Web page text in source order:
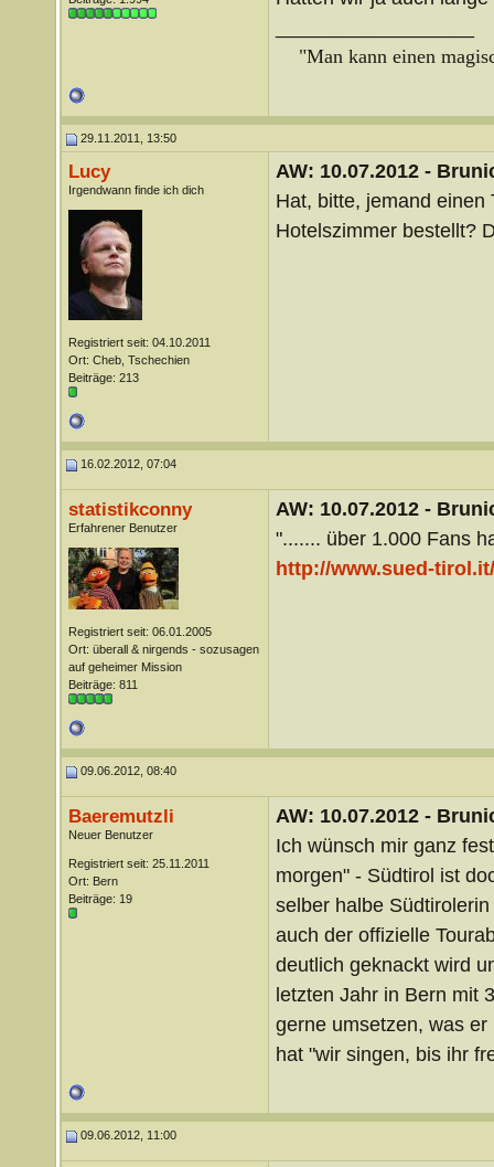
"Man kann einen
29.11.2011, 13:50
Lucy
Irgendwann finde ich dich
Registriert seit: 04.10.2011
Ort: Cheb, Tschechien
Beiträge: 213
AW: 10.07.2012 -
Hat, bitte, jemand
Hotelszimmer bestellt?
16.02.2012, 07:04
statistikconny
Erfahrener Benutzer
Registriert seit: 06.01.2005
Ort: überall & nirgends - sozusagen
auf geheimer Mission
Beiträge: 811
AW: 10.07.2012 -
"....... über 1.000 Fans
http://www.sued-
09.06.2012, 08:40
Baeremutzli
Neuer Benutzer
Registriert seit: 25.11.2011
Ort: Bern
Beiträge: 19
AW: 10.07.2012 -
Ich wünsch mir ganz
morgen" - Südtirol ist
selber halbe
auch der offizielle
deutlich geknackt wird
letzten Jahr in Bern mit
gerne umsetzen, was
hat "wir singen, bis ihr
09.06.2012, 11:00